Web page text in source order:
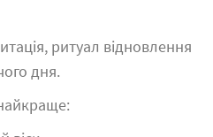
ритуал відновлення
дня.